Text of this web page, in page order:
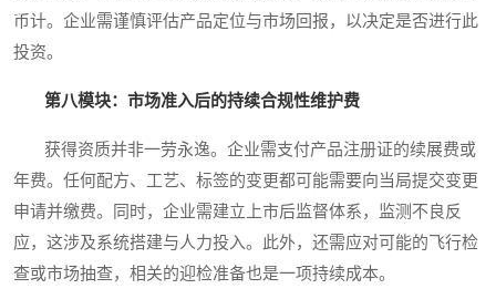
币计。企业需谨慎评估产品定位与市场回报，以决定是否进行此
投资。
第八模块：市场准入后的持续合规性维护费
获得资质并非一劳永逸。企业需支付产品注册证的续展费或
年费。任何配方、工艺、标签的变更都可能需要向当局提交变更
申请并缴费。同时，企业需建立上市后监督体系，监测不良反
应，这涉及系统搭建与人力投入。此外，还需应对可能的飞行检
查或市场抽查，相关的迎检准备也是一项持续成本。